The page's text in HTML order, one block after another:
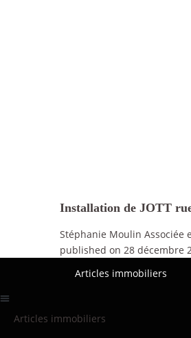
Installation de JOTT
Stéphanie Moulin Associée
published on 28 décembre
Articles immobiliers
Articles immobiliers